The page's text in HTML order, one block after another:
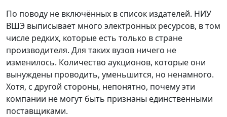
По поводу не включённых в список издателей. НИУ
ВШЭ выписывает много электронных ресурсов, в том
числе редких, которые есть только в стране
производителя. Для таких вузов ничего не
изменилось. Количество аукционов, которые они
вынуждены проводить, уменьшится, но ненамного.
Хотя, с другой стороны, непонятно, почему эти
компании не могут быть признаны единственными
поставщиками.